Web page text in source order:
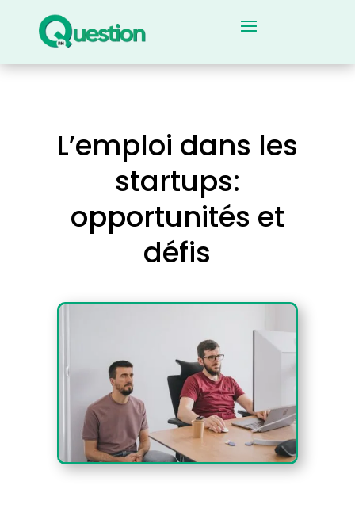
L’emploi dans les
startups:
opportunités et
défis